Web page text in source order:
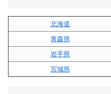
北海道
青森県
岩手県
宮城県